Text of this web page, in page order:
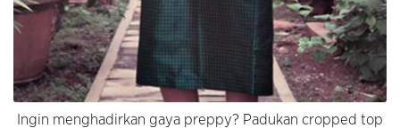
Ingin menghadirkan gaya preppy? Padukan cropped top